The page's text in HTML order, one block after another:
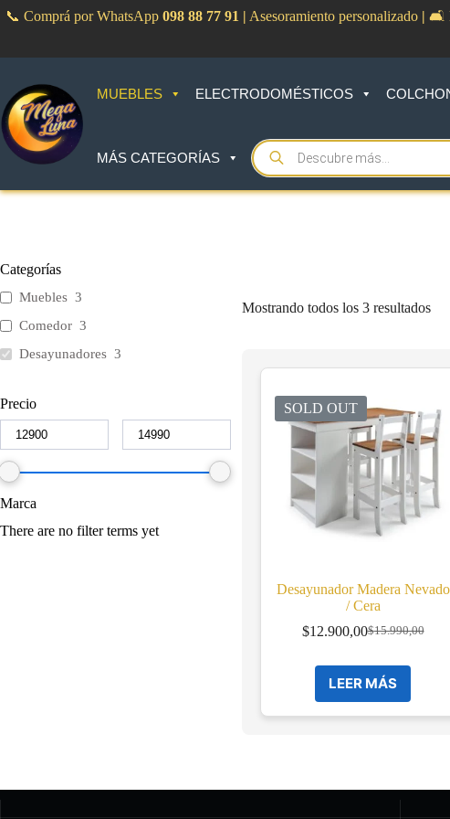
📞 Comprá por WhatsApp 098 88 77 91 | Asesoramiento personalizado | 🛋️
MUEBLES ELECTRODOMÉSTICOS
MÁS CATEGORÍAS
Products
search
Mostrando todos los 3 resultados
to
SOLD OUT
Desayunador Madera Nevado
/ Cera
$15.990,00
Original
was:
$15.990,00.
$12.900,00Current
is:
$12.900,00.
LEER MÁS
Categorías
Muebles 3
Comedor 3
Desayunadores 3
Precio
Marca
There are no filter terms yet